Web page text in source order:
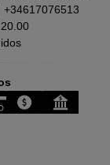
+34617076513